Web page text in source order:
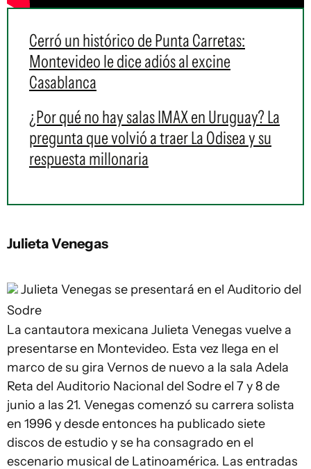
Cerró un histórico de Punta Carretas:
Montevideo le dice adiós al excine
Casablanca
¿Por qué no hay salas IMAX en Uruguay? La
pregunta que volvió a traer La Odisea y su
respuesta millonaria
Julieta Venegas
Julieta Venegas se presentará en el Auditorio del
Sodre
La cantautora mexicana Julieta Venegas vuelve a
presentarse en Montevideo. Esta vez llega en el
marco de su gira Vernos de nuevo a la sala Adela
Reta del Auditorio Nacional del Sodre el 7 y 8 de
junio a las 21. Venegas comenzó su carrera solista
en 1996 y desde entonces ha publicado siete
discos de estudio y se ha consagrado en el
escenario musical de Latinoamérica. Las entradas